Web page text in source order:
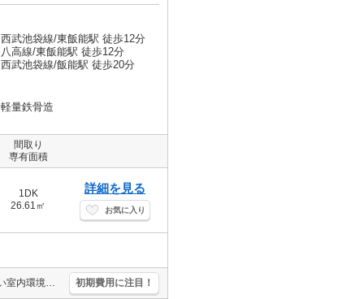
西武池袋線/東飯能駅 徒歩12分
八高線/東飯能駅 徒歩12分
西武池袋線/飯能駅 徒歩20分
軽量鉄骨造
間取り
専有面積
1DK
26.61㎡
詳細を見る
お気に入り
最上階。角部屋。バス・トイレ別。室内洗濯機置場。日当たり良好！心地よい室内環境！。仲介手数料家賃の55%。初期費用カード払い可。詳細はお問い合わせください。エアコン1基付き。オススメ物件。 初期費用に注目！